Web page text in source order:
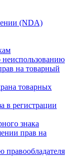
(NDA)
на товарный
товарных
в регистрации
знака
прав на
правообладателя